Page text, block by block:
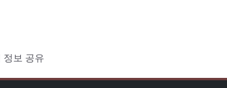
정보 공유